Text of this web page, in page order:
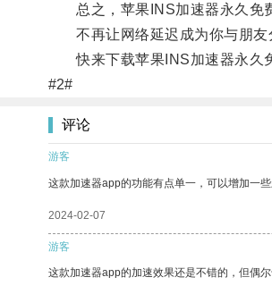
总之，苹果INS加速器永久免费
不再让网络延迟成为你与朋友
快来下载苹果INS加速器永久免
#2#
评论
游客
这款加速器app的功能有点单一，可以增加一
2024-02-07
游客
这款加速器app的加速效果还是不错的，但偶